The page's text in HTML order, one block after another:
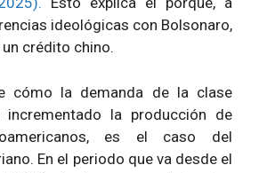
ideológicas con Bolsonaro,
crédito chino.
cómo la demanda de la clase
la producción de
es el caso del
En el periodo que va desde el